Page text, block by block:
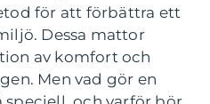
för att förbättra ett
Dessa mattor
av komfort och
Men vad gör en